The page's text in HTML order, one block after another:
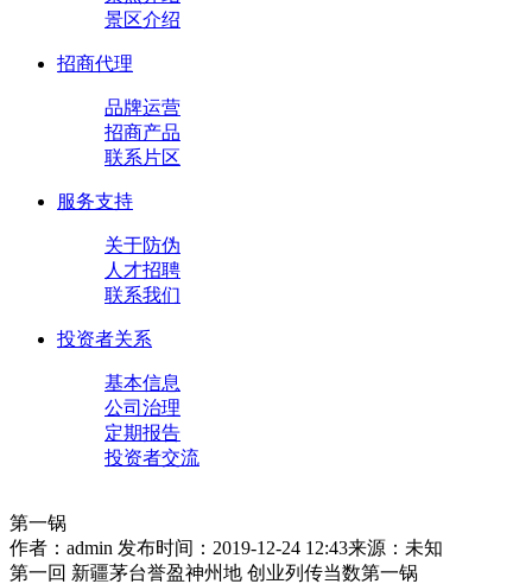
景区介绍
招商代理
品牌运营
招商产品
联系片区
服务支持
关于防伪
人才招聘
联系我们
投资者关系
基本信息
公司治理
定期报告
投资者交流
第一锅
作者：admin 发布时间：2019-12-24 12:43来源：未知
第一回 新疆茅台誉盈神州地 创业列传当数第一锅